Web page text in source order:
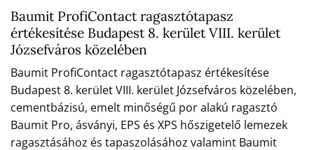
Baumit ProfiContact ragasztótapasz
értékesítése Budapest 8. kerület VIII. kerület
Józsefváros közelében
Baumit ProfiContact ragasztótapasz értékesítése
Budapest 8. kerület VIII. kerület Józsefváros közelében,
cementbázisú, emelt minőségű por alakú ragasztó
Baumit Pro, ásványi, EPS és XPS hőszigetelő lemezek
ragasztásához és tapaszolásához valamint Baumit